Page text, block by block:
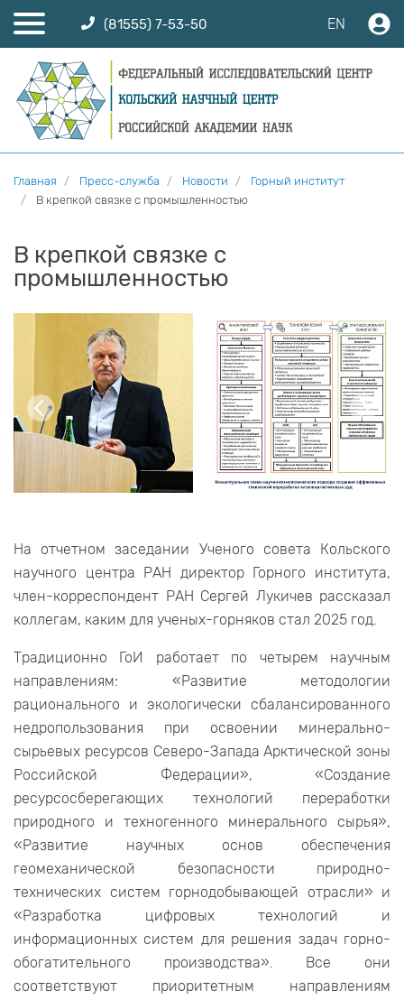
(81555) 7-53-50 EN
Главная Пресс-служба Новости
Горный институт
В крепкой связке с промышленностью
В крепкой связке с
промышленностью
На отчетном заседании Ученого совета Кольского
научного центра РАН директор Горного института,
член-корреспондент РАН Сергей Лукичев рассказал
коллегам, каким для ученых-горняков стал 2025 год.
Традиционно ГоИ работает по четырем научным
направлениям: «Развитие методологии
рационального и экологически сбалансированного
недропользования при освоении минерально-
сырьевых ресурсов Северо-Запада Арктической зоны
Российской Федерации», «Создание
ресурсосберегающих технологий переработки
природного и техногенного минерального сырья»,
«Развитие научных основ обеспечения
геомеханической безопасности природно-
технических систем горнодобывающей отрасли» и
«Разработка цифровых технологий и
информационных систем для решения задач горно-
обогатительного производства». Все они
соответствуют приоритетным направлениям